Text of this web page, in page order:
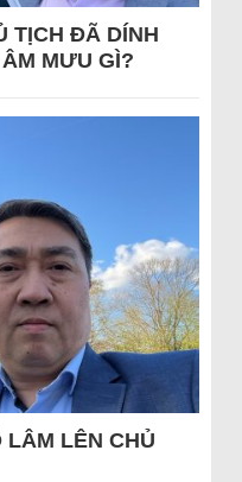
TỊCH ĐÃ DÍNH
MƯU GÌ?
LÊN CHỦ